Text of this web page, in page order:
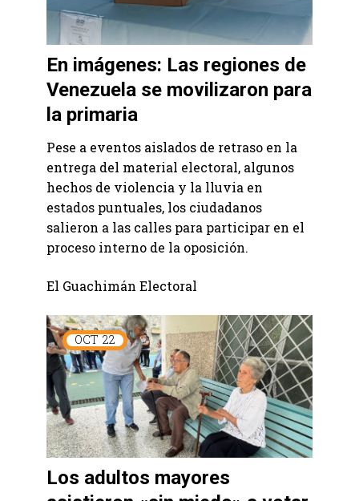
En imágenes: Las regiones de
Venezuela se movilizaron para
la primaria
Pese a eventos aislados de retraso en la
entrega del material electoral, algunos
hechos de violencia y la lluvia en
estados puntuales, los ciudadanos
salieron a las calles para participar en el
proceso interno de la oposición.
El Guachimán Electoral
OCT 22
Los adultos mayores